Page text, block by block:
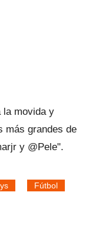
la movida y
más grandes de
y @Pele".
Fútbol